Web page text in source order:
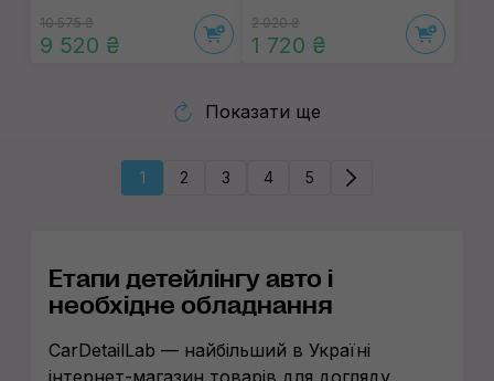
10 575 ₴
9 520 ₴
2 020 ₴
1 720 ₴
Показати ще
1 2 3 4 5
Етапи детейлінгу авто і
необхідне обладнання
CarDetailLab — найбільший в Україні
інтернет-магазин товарів для догляду